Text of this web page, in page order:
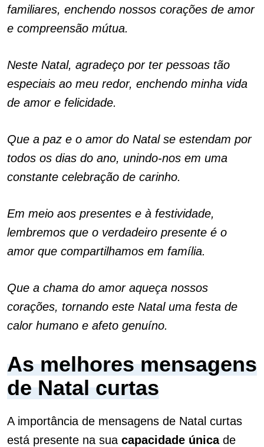
familiares, enchendo nossos corações de amor
e compreensão mútua.
Neste Natal, agradeço por ter pessoas tão
especiais ao meu redor, enchendo minha vida
de amor e felicidade.
Que a paz e o amor do Natal se estendam por
todos os dias do ano, unindo-nos em uma
constante celebração de carinho.
Em meio aos presentes e à festividade,
lembremos que o verdadeiro presente é o
amor que compartilhamos em família.
Que a chama do amor aqueça nossos
corações, tornando este Natal uma festa de
calor humano e afeto genuíno.
As melhores mensagens
de Natal curtas
A importância de mensagens de Natal curtas
está presente na sua capacidade únicade